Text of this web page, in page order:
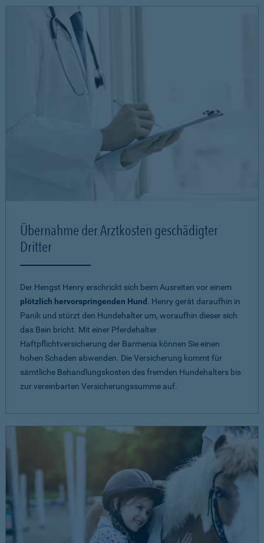
Übernahme der Arztkosten geschädigter
Dritter
Der Hengst Henry erschrickt sich beim Ausreiten vor einem
plötzlich hervorspringenden Hund . Henry gerät daraufhin in
Panik und stürzt den Hundehalter um, woraufhin dieser sich
das Bein bricht. Mit einer Pferdehalter
Haftpflichtversicherung der Barmenia können Sie einen
hohen Schaden abwenden. Die Versicherung kommt für
sämtliche Behandlungskosten des fremden Hundehalters bis
zur vereinbarten Versicherungssumme auf.